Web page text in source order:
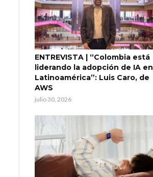
ENTREVISTA | “Colombia está
liderando la adopción de IA en
Latinoamérica”: Luis Caro, de
AWS
julio 30, 2026